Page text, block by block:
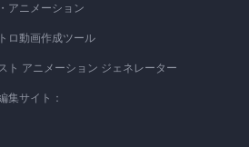
アニメーション
ロ動画作成ツール
ト アニメーション ジェネレーター
集サイト：